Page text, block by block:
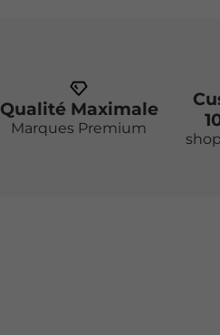
Qualité Maximale
Marques Premium